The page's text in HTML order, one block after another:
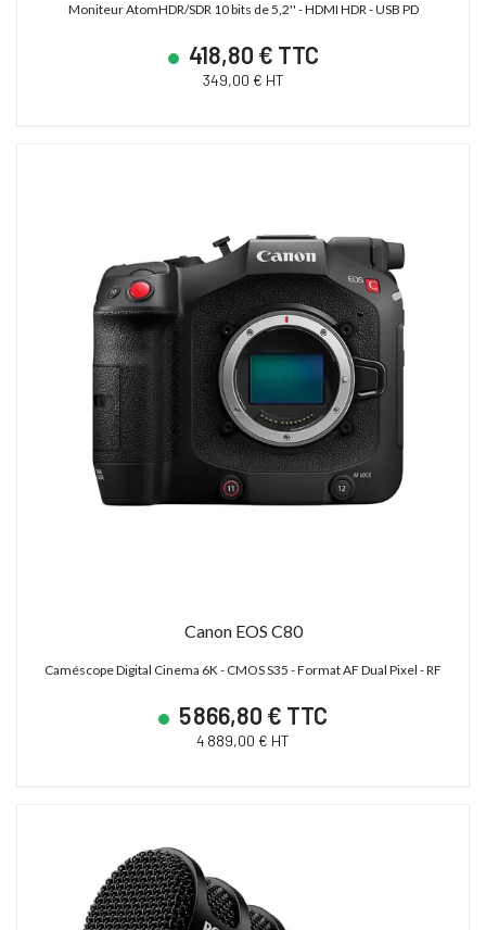
Moniteur AtomHDR/SDR 10 bits de 5,2'' - HDMI HDR - USB PD
418,80 € TTC
349,00 € HT
Canon EOS C80
Caméscope Digital Cinema 6K - CMOS S35 - Format AF Dual Pixel - RF
5 866,80 € TTC
4 889,00 € HT